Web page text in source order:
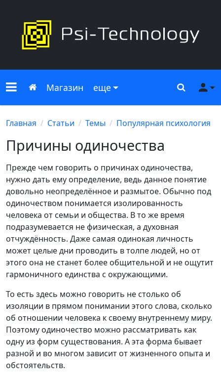
Меню сайта
Главная
Магазин еще Поиск
Главная Статьи Темы Популярная психология
Причины одиночества
Прежде чем говорить о причинах одиночества,
нужно дать ему определение, ведь данное понятие
довольно неопределённое и размытое. Обычно под
одиночеством понимается изолированность
человека от семьи и общества. В то же время
подразумевается не физическая, а духовная
отчуждённость. Даже самая одинокая личность
может целые дни проводить в толпе людей, но от
этого она не станет более общительной и не ощутит
гармоничного единства с окружающими.
То есть здесь можно говорить не столько об
изоляции в прямом понимании этого слова, сколько
об отношении человека к своему внутреннему миру.
Поэтому одиночество можно рассматривать как
одну из форм существования. А эта форма бывает
разной и во многом зависит от жизненного опыта и
обстоятельств.